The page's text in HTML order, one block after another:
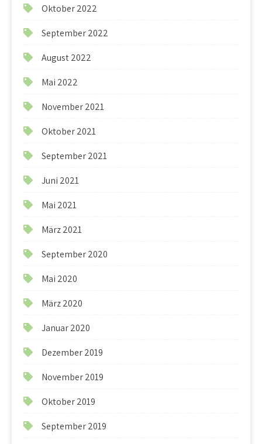
Oktober 2022
September 2022
August 2022
Mai 2022
November 2021
Oktober 2021
September 2021
Juni 2021
Mai 2021
März 2021
September 2020
Mai 2020
März 2020
Januar 2020
Dezember 2019
November 2019
Oktober 2019
September 2019